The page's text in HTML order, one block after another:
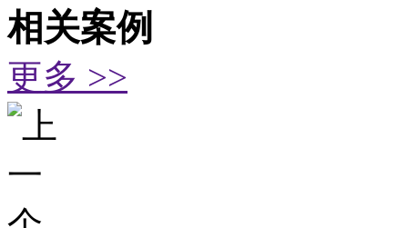
相关案例
更多 >>